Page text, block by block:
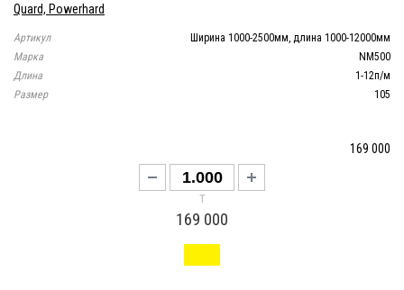
Quard, Powerhard
Артикул
Ширина 1000-2500мм, длина 1000-12000мм
Марка
NM500
Длина
1-12п/м
Размер
105
169 000
т
169 000